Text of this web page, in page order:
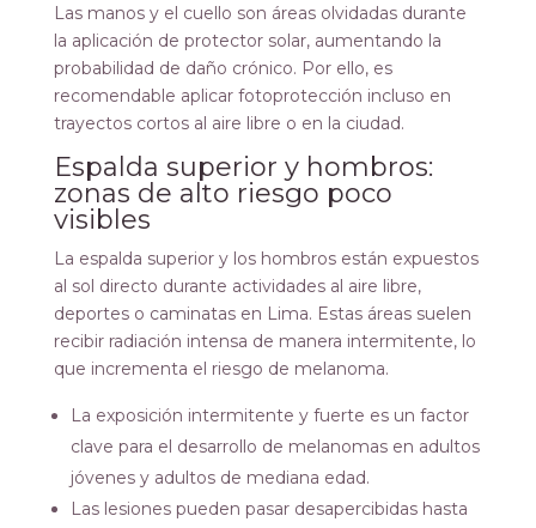
Las manos y el cuello son áreas olvidadas durante
la aplicación de protector solar, aumentando la
probabilidad de daño crónico. Por ello, es
recomendable aplicar fotoprotección incluso en
trayectos cortos al aire libre o en la ciudad.
Espalda superior y hombros:
zonas de alto riesgo poco
visibles
La espalda superior y los hombros están expuestos
al sol directo durante actividades al aire libre,
deportes o caminatas en Lima. Estas áreas suelen
recibir radiación intensa de manera intermitente, lo
que incrementa el riesgo de melanoma.
La exposición intermitente y fuerte es un factor
clave para el desarrollo de melanomas en adultos
jóvenes y adultos de mediana edad.
Las lesiones pueden pasar desapercibidas hasta